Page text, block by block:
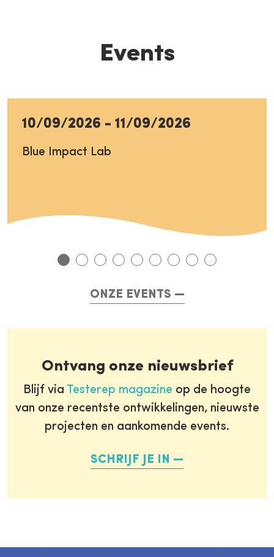
Events
10/09/2026 - 11/09/2026
Blue Impact Lab
ONZE EVENTS
Ontvang onze nieuwsbrief
Blijf via Testerep magazine op de hoogte
van onze recentste ontwikkelingen, nieuwste
projecten en aankomende events.
SCHRIJF JE IN